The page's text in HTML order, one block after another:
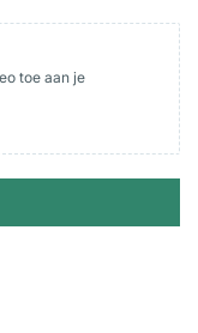
toe aan je